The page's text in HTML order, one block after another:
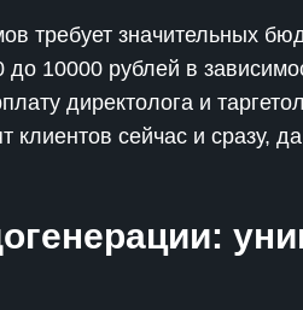
требует значительных
до 10000 рублей в
директолога и
клиентов сейчас и сразу,